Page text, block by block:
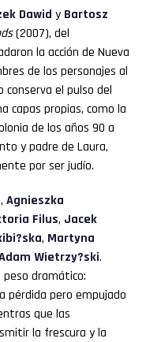
Dawid y Bartosz
(2007), del
la acción de Nueva
de los personajes al
conserva el pulso del
capas propias, como la
de los años 90 a
y padre de Laura,
por ser judío.
, Agnieszka
Filus, Jacek
, Martyna
Wietrzy?ski.
peso dramático:
pérdida pero empujado
que las
la frescura y la